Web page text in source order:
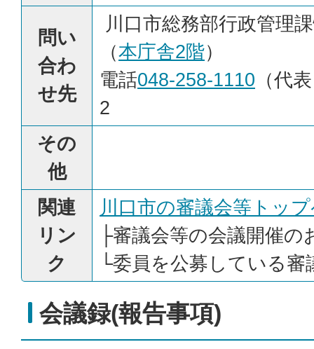
問い
合わ
せ先
川口市総務部行政管理
（本庁舎2階）
電話048-258-1110 （代
2
その
他
関連
リン
ク
川口市の審議会等トッ
├審議会等の会議開催の
└委員を公募している審
会議録(報告事項)